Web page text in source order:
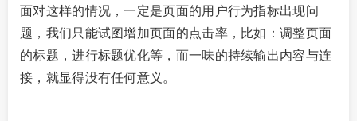
面对这样的情况，一定是页面的用户行为指标出现问
题，我们只能试图增加页面的点击率，比如：调整页面
的标题，进行标题优化等，而一味的持续输出内容与连
接，就显得没有任何意义。